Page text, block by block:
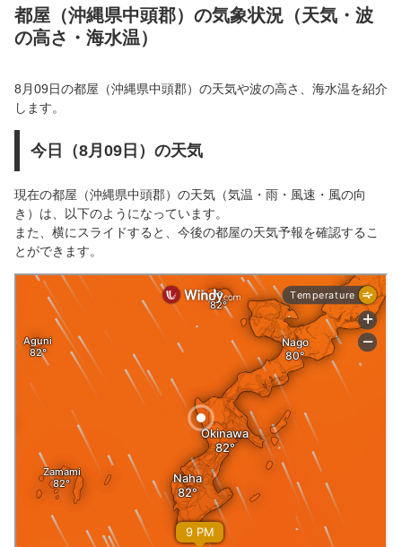
都屋（沖縄県中頭郡）の気象状況（天気・波
の高さ・海水温）
8月09日の都屋（沖縄県中頭郡）の天気や波の高さ、海水温を紹介
します。
今日（8月09日）の天気
現在の都屋（沖縄県中頭郡）の天気（気温・雨・風速・風の向
き）は、以下のようになっています。
また、横にスライドすると、今後の都屋の天気予報を確認するこ
とができます。